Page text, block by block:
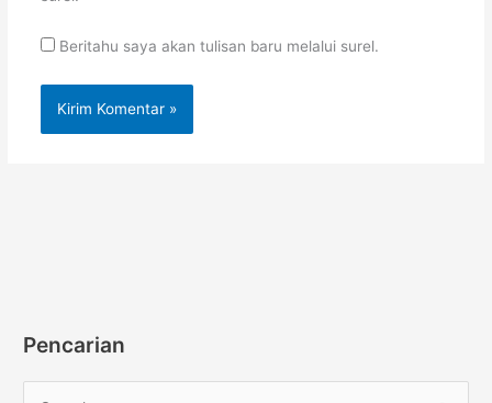
Beritahu saya akan tulisan baru melalui surel.
Pencarian